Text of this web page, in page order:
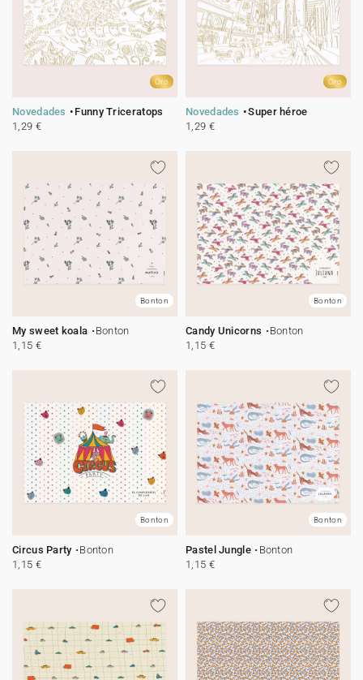
Oro
Novedades
Funny Triceratops
1,29 €
Oro
Novedades
Super héroe
1,29 €
Bonton
My sweet koala
Bonton
1,15 €
Bonton
Candy Unicorns
Bonton
1,15 €
Bonton
Circus Party
Bonton
1,15 €
Bonton
Pastel Jungle
Bonton
1,15 €